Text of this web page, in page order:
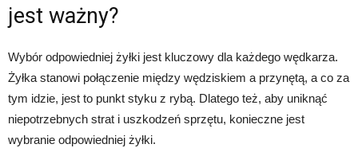
jest ważny?
Wybór odpowiedniej żyłki jest kluczowy dla każdego wędkarza.
Żyłka stanowi połączenie między wędziskiem a przynętą, a co za
tym idzie, jest to punkt styku z rybą. Dlatego też, aby uniknąć
niepotrzebnych strat i uszkodzeń sprzętu, konieczne jest
wybranie odpowiedniej żyłki.